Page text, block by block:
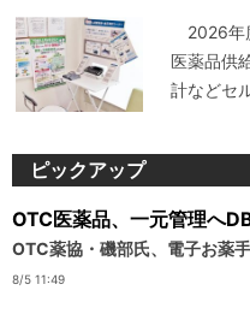
2026年
医薬品供
計などセ
ピックアップ
OTC医薬品、一元管理へ
OTC薬協・磯部氏、電子お薬
8/5 11:49